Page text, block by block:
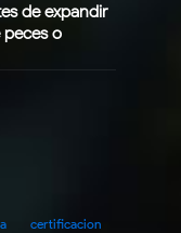
de expandir
o
certificacion